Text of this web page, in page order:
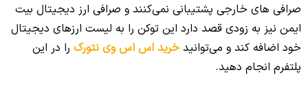
صرافی های خارجی پشتیبانی نمی‌کنند و صرافی ارز دیجیتال بیت
ایمن نیز به زودی قصد دارد این توکن را به لیست ارزهای دیجیتال
خود اضافه کند و می‌توانید خرید اس اس وی نتورک را در این
پلتفرم انجام دهید.